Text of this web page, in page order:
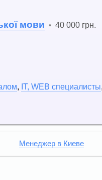
мови • 40 000 грн.
IT, WEB специалисты
Менеджер в Киеве